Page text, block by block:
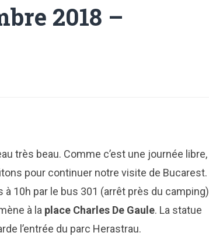
2018 –
très beau. Comme c’est une journée libre,
pour continuer notre visite de Bucarest.
à 10h par le bus 301 (arrêt près du camping)
à la place Charles De Gaule. La statue
l’entrée du parc Herastrau.